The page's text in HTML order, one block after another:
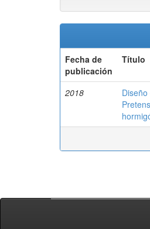
Fecha de
publicación
Título
2018